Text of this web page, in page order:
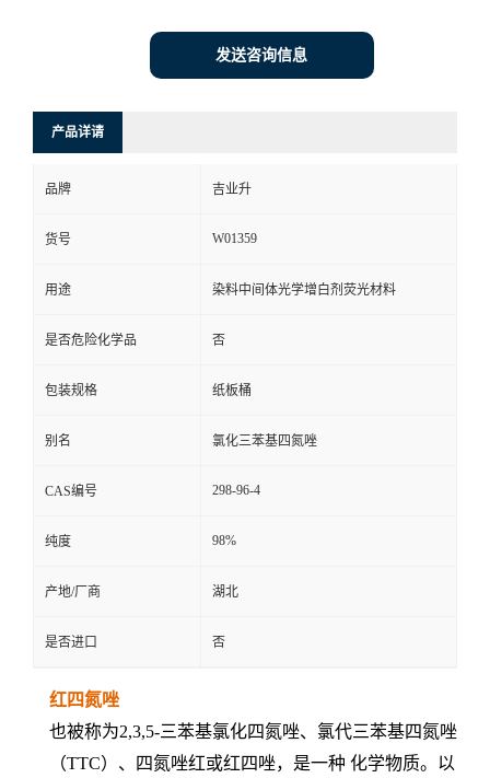
发送咨询信息
产品详请
品牌 吉业升
货号 W01359
用途 染料中间体光学增白剂荧光材料
是否危险化学品 否
包装规格 纸板桶
别名 氯化三苯基四氮唑
CAS编号 298-96-4
纯度 98%
产地/厂商 湖北
是否进口 否
红四氮唑
也被称为2,3,5-三苯基氯化四氮唑、氯代三苯基四氮唑
（TTC）、四氮唑红或红四唑，是一种 化学物质。以